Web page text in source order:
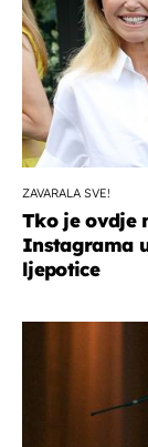
ZAVARALA SVE!
Tko je ovdje
Instagrama
ljepotice